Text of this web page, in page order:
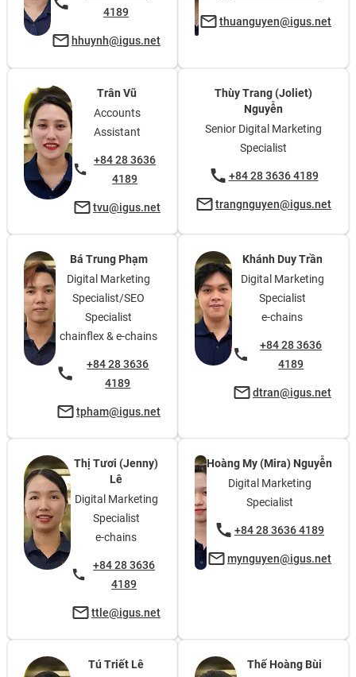
4189
hhuynh@igus.net
thuanguyen@igus.net
Trân Vũ
Accounts
Assistant
+84 28 3636
4189
tvu@igus.net
Thùy Trang (Joliet)
Nguyễn
Senior Digital Marketing
Specialist
+84 28 3636 4189
trangnguyen@igus.net
Bá Trung Phạm
Digital Marketing
Specialist/SEO
Specialist
chainflex & e-chains
+84 28 3636
4189
tpham@igus.net
Khánh Duy Trần
Digital Marketing
Specialist
e-chains
+84 28 3636
4189
dtran@igus.net
Thị Tươi (Jenny)
Lê
Digital Marketing
Specialist
e-chains
+84 28 3636
4189
ttle@igus.net
Hoàng My (Mira) Nguyễn
Digital Marketing
Specialist
+84 28 3636 4189
mynguyen@igus.net
Tú Triết Lê Thế Hoàng Bùi